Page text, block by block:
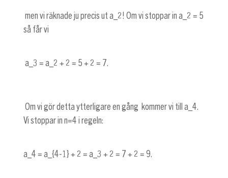
men vi räknade ju precis ut a_2! Om vi stoppar in a_2 = 5
så får vi
a_3 = a_2 + 2 = 5 + 2 = 7.
Om vi gör detta ytterligare en gång kommer vi till a_4.
Vi stoppar in n=4 i regeln:
a_4 = a_{4-1} + 2 = a_3 + 2 = 7 + 2 = 9.